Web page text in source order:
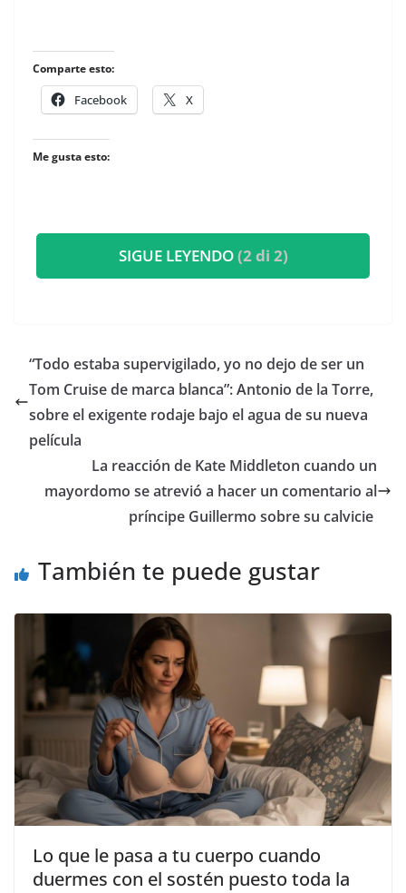
Comparte esto:
Facebook X
Me gusta esto:
SIGUE LEYENDO(2 di 2)
​“Todo estaba supervigilado, yo no dejo de ser un
Tom Cruise de marca blanca”: Antonio de la Torre,
sobre el exigente rodaje bajo el agua de su nueva
película
​La reacción de Kate Middleton cuando un
mayordomo se atrevió a hacer un comentario al
príncipe Guillermo sobre su calvicie
También te puede gustar
Lo que le pasa a tu cuerpo cuando
duermes con el sostén puesto toda la